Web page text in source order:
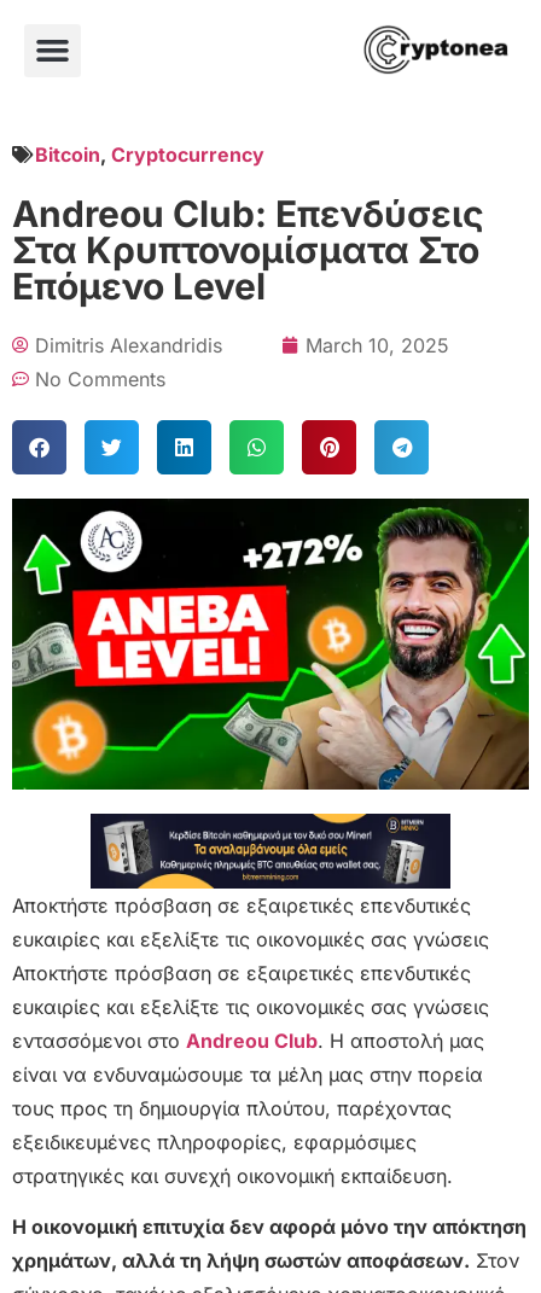
Bitcoin, Cryptocurrency
Andreou Club: Επενδύσεις
Στα Κρυπτονομίσματα Στο
Επόμενο Level
Dimitris Alexandridis
March 10, 2025
No Comments
Αποκτήστε πρόσβαση σε εξαιρετικές επενδυτικές
ευκαιρίες και εξελίξτε τις οικονομικές σας γνώσεις
Αποκτήστε πρόσβαση σε εξαιρετικές επενδυτικές
ευκαιρίες και εξελίξτε τις οικονομικές σας γνώσεις
εντασσόμενοι στο Andreou Club. Η αποστολή μας
είναι να ενδυναμώσουμε τα μέλη μας στην πορεία
τους προς τη δημιουργία πλούτου, παρέχοντας
εξειδικευμένες πληροφορίες, εφαρμόσιμες
στρατηγικές και συνεχή οικονομική εκπαίδευση.
Η οικονομική επιτυχία δεν αφορά μόνο την απόκτηση
χρημάτων, αλλά τη λήψη σωστών αποφάσεων. Στον